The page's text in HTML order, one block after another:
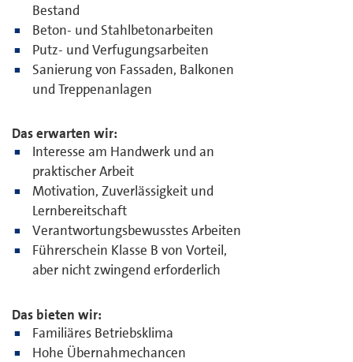
Bestand
Beton- und Stahlbetonarbeiten
Putz- und Verfugungsarbeiten
Sanierung von Fassaden, Balkonen
und Treppenanlagen
Das erwarten wir:
Interesse am Handwerk und an
praktischer Arbeit
Motivation, Zuverlässigkeit und
Lernbereitschaft
Verantwortungsbewusstes Arbeiten
Führerschein Klasse B von Vorteil,
aber nicht zwingend erforderlich
Das bieten wir:
Familiäres Betriebsklima
Hohe Übernahmechancen